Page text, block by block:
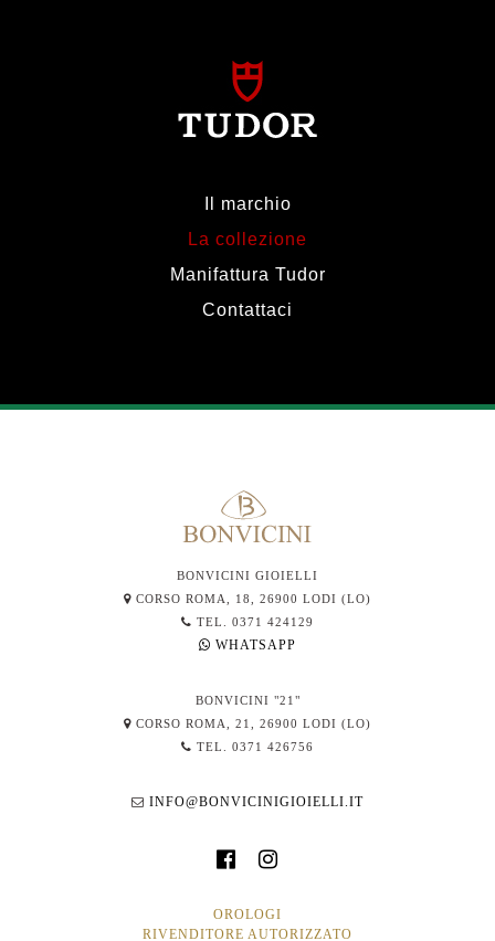
Il marchio
La collezione
Manifattura Tudor
Contattaci
BONVICINI GIOIELLI
CORSO ROMA, 18, 26900 LODI (LO)
TEL. 0371 424129
WHATSAPP
BONVICINI "21"
CORSO ROMA, 21, 26900 LODI (LO)
TEL. 0371 426756
INFO@BONVICINIGIOIELLI.IT
OROLOGI
RIVENDITORE AUTORIZZATO